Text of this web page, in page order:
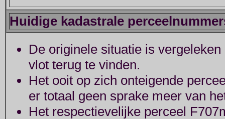
Huidige kadastrale
De originele situatie is
vlot terug te vinden.
Het ooit op zich onteigende
er totaal geen sprake meer van
Het respectievelijke perceel